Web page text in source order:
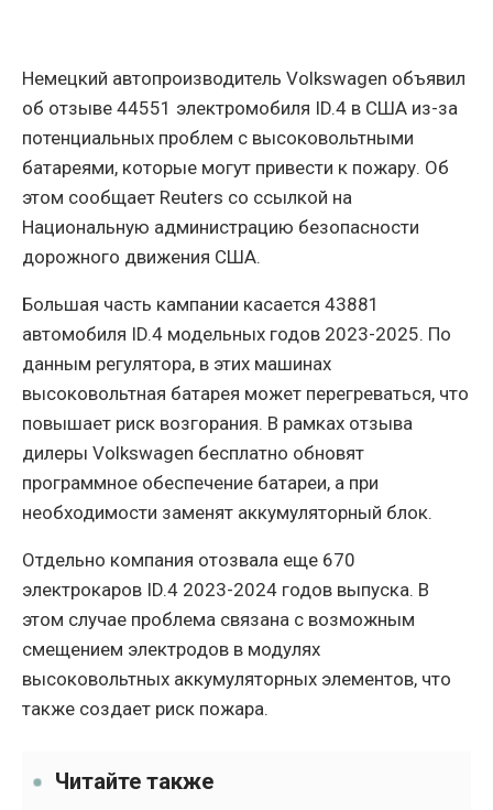
Немецкий автопроизводитель Volkswagen объявил
об отзыве 44551 электромобиля ID.4 в США из-за
потенциальных проблем с высоковольтными
батареями, которые могут привести к пожару. Об
этом сообщает Reuters со ссылкой на
Национальную администрацию безопасности
дорожного движения США.
Большая часть кампании касается 43881
автомобиля ID.4 модельных годов 2023-2025. По
данным регулятора, в этих машинах
высоковольтная батарея может перегреваться, что
повышает риск возгорания. В рамках отзыва
дилеры Volkswagen бесплатно обновят
программное обеспечение батареи, а при
необходимости заменят аккумуляторный блок.
Отдельно компания отозвала еще 670
электрокаров ID.4 2023-2024 годов выпуска. В
этом случае проблема связана с возможным
смещением электродов в модулях
высоковольтных аккумуляторных элементов, что
также создает риск пожара.
Читайте также